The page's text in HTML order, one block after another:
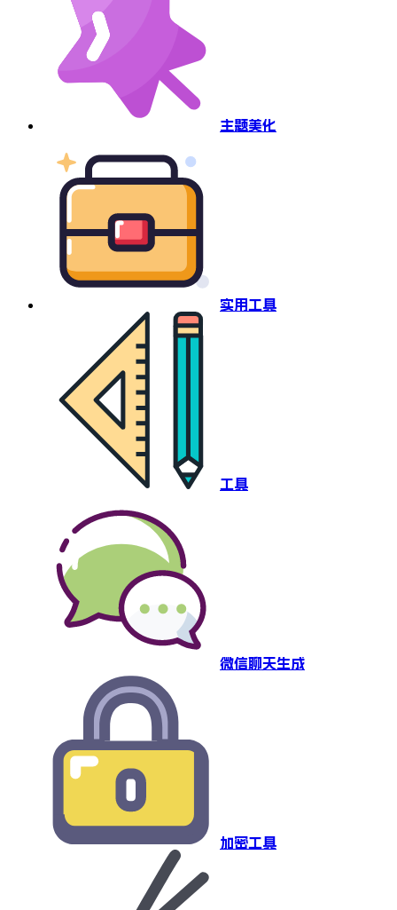
主题美化
实用工具
工具
微信聊天生成
加密工具